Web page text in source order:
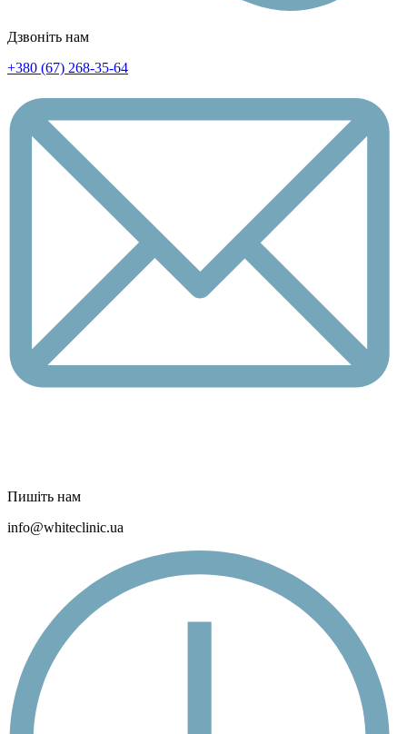
Дзвоніть нам
+380 (67) 268-35-64
Пишіть нам
info@whiteclinic.ua